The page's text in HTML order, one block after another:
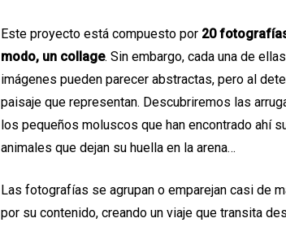
Este proyecto está compuesto por 20
modo, un collage. Sin embargo, cada una de
imágenes pueden parecer abstractas, pero al
paisaje que representan. Descubriremos las
los pequeños moluscos que han encontrado ahí
animales que dejan su huella en la arena…
Las fotografías se agrupan o emparejan casi de
por su contenido, creando un viaje que transita